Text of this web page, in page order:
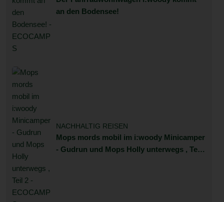
an den Bodensee!
NACHHALTIG REISEN
Mops mords mobil im i:woody Minicamper
- Gudrun und Mops Holly unterwegs , Teil